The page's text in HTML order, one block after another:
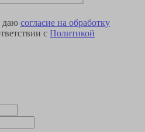
даю согласие на обработку
с Политикой